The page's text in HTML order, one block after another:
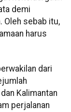
demi
Oleh sebab itu,
harus
dari
Kalimantan
perjalanan